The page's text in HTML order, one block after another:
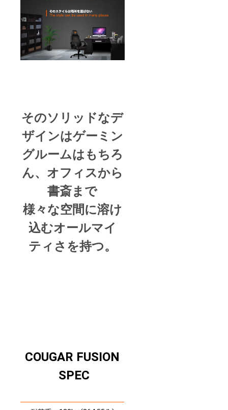
そのソリッドなデ
ザインはゲーミン
グルームはもちろ
ん、オフィスから
書斎まで
様々な空間に溶け
込むオールマイ
ティさを持つ。
COUGAR FUSION
SPEC